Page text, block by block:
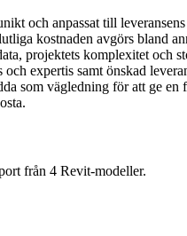
och anpassat till leveransens
kostnaden avgörs bland
projektets komplexitet och
expertis samt önskad
som vägledning för att ge en
från 4 Revit-modeller.